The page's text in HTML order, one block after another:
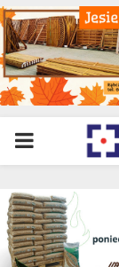
PRIMARY
MENU